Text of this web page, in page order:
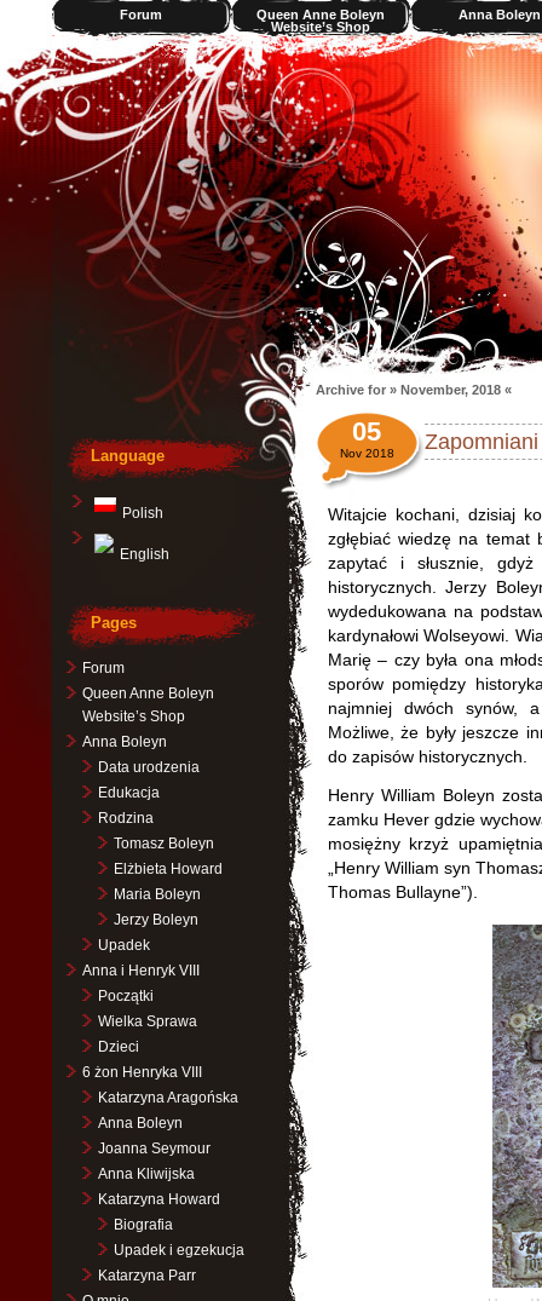
Forum
Queen Anne Boleyn
Website’s Shop
Anna Boleyn
Videos
Archive for » November, 2018 «
05
Nov 2018
Witajcie kochani, dzisiaj
zgłębiać wiedzę na temat
zapytać i słusznie,
historycznych. Jerzy
wydedukowana na
kardynałowi Wolseyowi.
Marię – czy była ona
sporów pomiędzy
najmniej dwóch synów,
Możliwe, że były jeszcze
do zapisów historycznych.
Henry William Boleyn
zamku Hever gdzie
mosiężny krzyż
„Henry William syn
Thomas Bullayne”).
Language
Polish
English
Pages
Forum
Queen Anne Boleyn
Website’s Shop
Anna Boleyn
Data urodzenia
Edukacja
Rodzina
Tomasz Boleyn
Elżbieta Howard
Maria Boleyn
Jerzy Boleyn
Upadek
Anna i Henryk VIII
Początki
Wielka Sprawa
Dzieci
6 żon Henryka VIII
Katarzyna Aragońska
Anna Boleyn
Joanna Seymour
Anna Kliwijska
Katarzyna Howard
Biografia
Upadek i egzekucja
Katarzyna Parr